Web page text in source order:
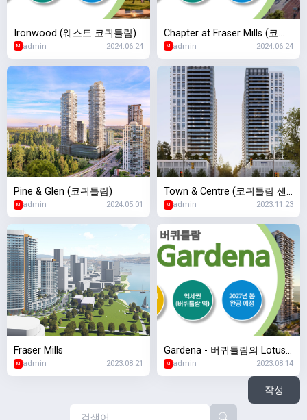
Ironwood (웨스트 코퀴틀람)
M admin 2024.06.24
Chapter at Fraser Mills (코퀴
틀람 프레이저 밀스)
M admin 2024.06.24
Pine & Glen (코퀴틀람)
M admin 2024.05.01
Town & Centre (코퀴틀람 센
터)
M admin 2023.11.23
Fraser Mills
M admin 2023.08.21
Gardena - 버퀴틀람의 Lotus
at Gardena 프로젝트
M admin 2023.08.14
작성